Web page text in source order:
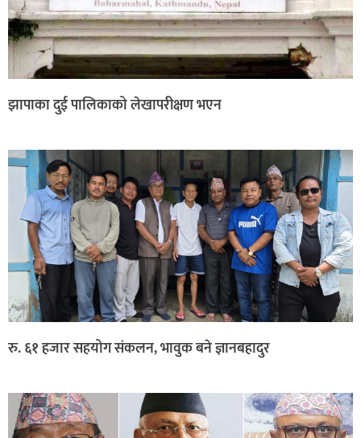
झापाका दुई पालिकाको लेखापरीक्षण भएन
रु. ६१ हजार सहयोग संकलन, भावुक बने ज्ञानबहादुर